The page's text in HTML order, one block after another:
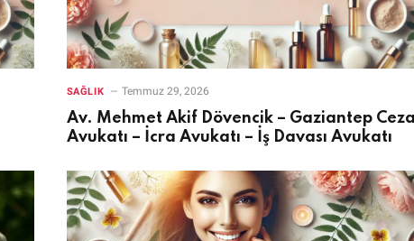
SAĞLIK Temmuz 29, 2026
Av. Mehmet Akif Dövencik – Gaziantep
Avukatı – İcra Avukatı – İş Davası Avukatı